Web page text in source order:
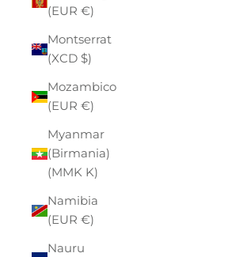
(EUR €)
Montserrat
(XCD $)
Mozambico
(EUR €)
Myanmar
(Birmania)
(MMK K)
Namibia
(EUR €)
Nauru